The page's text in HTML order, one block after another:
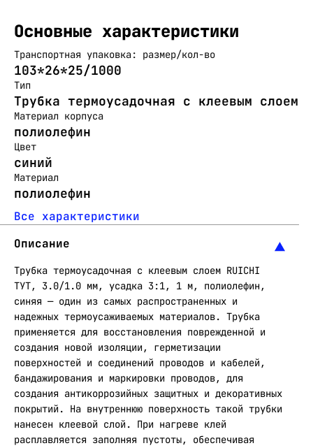
Основные характеристики
Транспортная упаковка: размер/кол-во
103*26*25/1000
Тип
Трубка термоусадочная с клеевым слоем
Материал корпуса
полиолефин
Цвет
синий
Материал
полиолефин
Все характеристики
Описание
Трубка термоусадочная с клеевым слоем RUICHI
ТУТ, 3.0/1.0 мм, усадка 3:1, 1 м, полиолефин,
синяя — один из самых распространенных и
надежных термоусаживаемых материалов. Трубка
применяется для восстановления поврежденной и
создания новой изоляции, герметизации
поверхностей и соединений проводов и кабелей,
бандажирования и маркировки проводов, для
создания антикоррозийных защитных и декоративных
покрытий. На внутреннюю поверхность такой трубки
нанесен клеевой слой. При нагреве клей
расплавляется заполняя пустоты, обеспечивая